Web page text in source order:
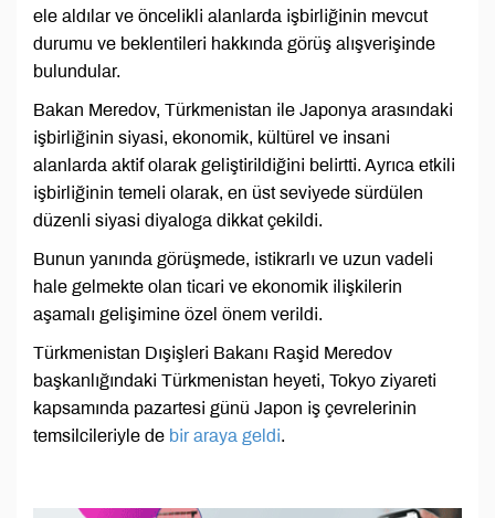
ele aldılar ve öncelikli alanlarda işbirliğinin mevcut
durumu ve beklentileri hakkında görüş alışverişinde
bulundular.
Bakan Meredov, Türkmenistan ile Japonya arasındaki
işbirliğinin siyasi, ekonomik, kültürel ve insani
alanlarda aktif olarak geliştirildiğini belirtti. Ayrıca etkili
işbirliğinin temeli olarak, en üst seviyede sürdülen
düzenli siyasi diyaloga dikkat çekildi.
Bunun yanında görüşmede, istikrarlı ve uzun vadeli
hale gelmekte olan ticari ve ekonomik ilişkilerin
aşamalı gelişimine özel önem verildi.
Türkmenistan Dışişleri Bakanı Raşid Meredov
başkanlığındaki Türkmenistan heyeti, Tokyo ziyareti
kapsamında pazartesi günü Japon iş çevrelerinin
temsilcileriyle de bir araya geldi.